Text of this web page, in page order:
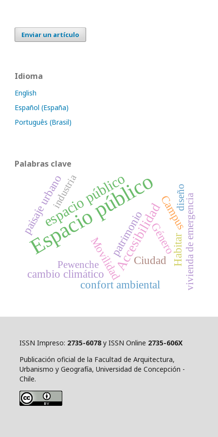
Enviar un artículo
Idioma
English
Español (España)
Português (Brasil)
Palabras clave
Espacio público
espacio público
AccesibilidadCampus
Movilidad
cambio climático
Ciudad
patrimonio
paisaje urbano
confort ambiental
GéneroHabitarvivienda de emergencia
diseño
industria
Pewenche
ISSN Impreso: 2735-6078 y ISSN Online 2735-606X
Publicación oficial de la Facultad de Arquitectura,
Urbanismo y Geografía, Universidad de Concepción -
Chile.